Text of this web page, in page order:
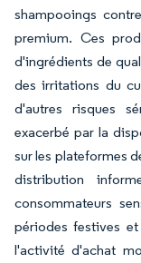
shampooings
premium. Ces
d'ingrédients de
des irritations du
d'autres risques
exacerbé par la
sur les plateformes
distribution
consommateurs
périodes festives
l'activité d'achat